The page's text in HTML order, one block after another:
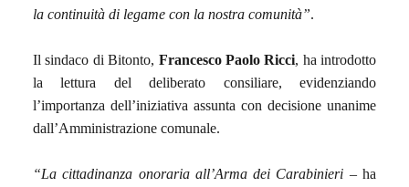
la continuità di legame con la nostra comunità”.
Il sindaco di Bitonto, Francesco Paolo Ricci, ha introdotto
la lettura del deliberato consiliare, evidenziando
l’importanza dell’iniziativa assunta con decisione unanime
dall’Amministrazione comunale.
“La cittadinanza onoraria all’Arma dei Carabinieri – ha